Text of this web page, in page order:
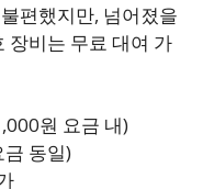
편했지만, 넘어졌을
장비는 무료 대여 가
원 요금 내)
동일)